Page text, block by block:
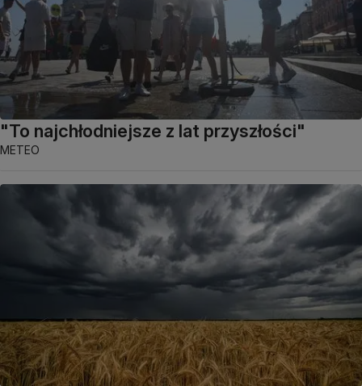
"To najchłodniejsze z lat przyszłości"
METEO